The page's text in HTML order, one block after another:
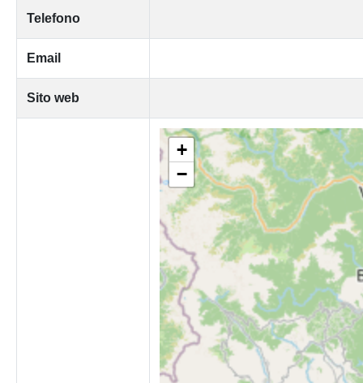
Telefono
Email
Sito web
+
−